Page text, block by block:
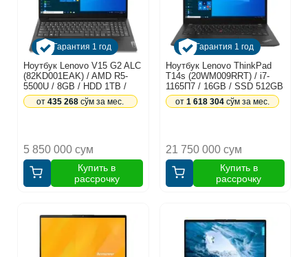
Гарантия 1 год
Ноутбук Lenovo V15 G2 ALC
(82KD001EAK) / AMD R5-
5500U / 8GB / HDD 1TB /
15.6", черный
5 850 000 сум
от435 268 сўм за мес.
Купить в
рассрочку
Гарантия 1 год
Ноутбук Lenovo ThinkPad
T14s (20WM009RRT) / i7-
1165П7 / 16GB / SSD 512GB
/ Windows 10 Pro / 14",
черный
21 750 000 сум
от 1 618 304сўм за мес.
Купить в
рассрочку